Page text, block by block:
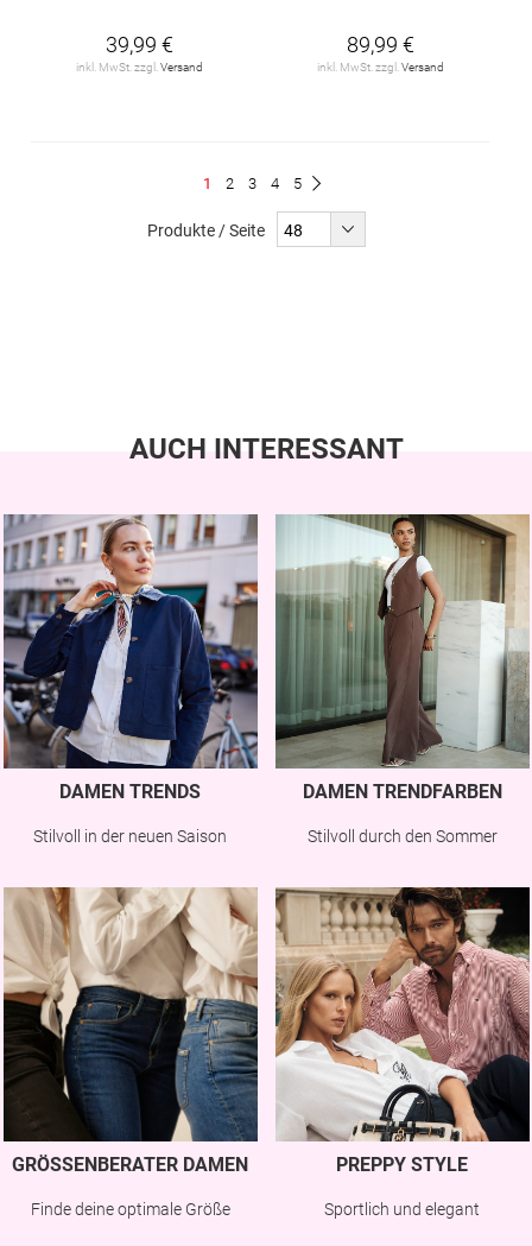
39,99 €
inkl. MwSt. zzgl. Versand
89,99 €
inkl. MwSt. zzgl. Versand
Du
1 Seite
2 Seite
3 Seite
4 Seite
5
Produkte / Seite
AUCH INTERESSANT
DAMEN TRENDS
Stilvoll in der neuen Saison
DAMEN TRENDFARBEN
Stilvoll durch den Sommer
GRÖSSENBERATER DAMEN
Finde deine optimale Größe
PREPPY STYLE
Sportlich und elegant